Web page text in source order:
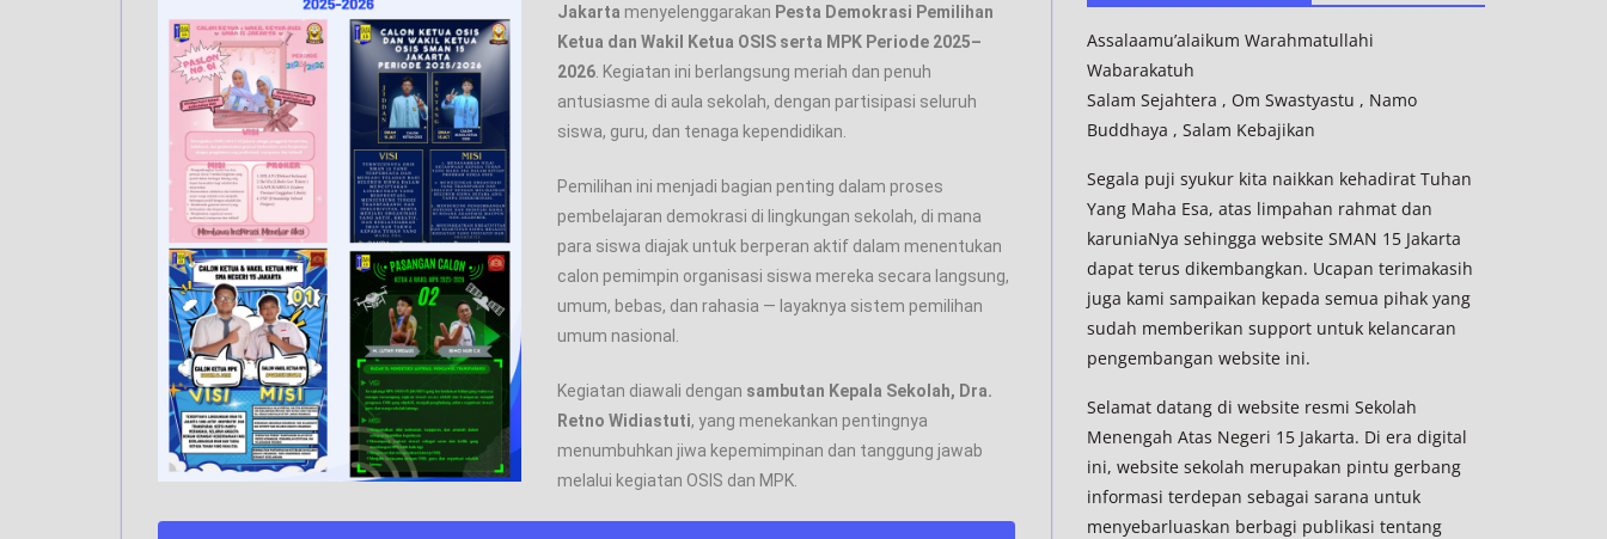
Jakarta menyelenggarakan Pesta Demokrasi Pemilihan
Ketua dan Wakil Ketua OSIS serta MPK Periode 2025–
2026 . Kegiatan ini berlangsung meriah dan penuh
antusiasme di aula sekolah, dengan partisipasi seluruh
siswa, guru, dan tenaga kependidikan.
Pemilihan ini menjadi bagian penting dalam proses
pembelajaran demokrasi di lingkungan sekolah, di mana
para siswa diajak untuk berperan aktif dalam menentukan
calon pemimpin organisasi siswa mereka secara langsung,
umum, bebas, dan rahasia — layaknya sistem pemilihan
umum nasional.
Kegiatan diawali dengan sambutan Kepala Sekolah, Dra.
Retno Widiastuti, yang menekankan pentingnya
menumbuhkan jiwa kepemimpinan dan tanggung jawab
melalui kegiatan OSIS dan MPK.
Assalaamu’alaikum Warahmatullahi
Wabarakatuh
Salam Sejahtera , Om Swastyastu , Namo
Buddhaya , Salam Kebajikan
Segala puji syukur kita naikkan kehadirat Tuhan
Yang Maha Esa, atas limpahan rahmat dan
karuniaNya sehingga website SMAN 15 Jakarta
dapat terus dikembangkan. Ucapan terimakasih
juga kami sampaikan kepada semua pihak yang
sudah memberikan support untuk kelancaran
pengembangan website ini.
Selamat datang di website resmi Sekolah
Menengah Atas Negeri 15 Jakarta. Di era digital
ini, website sekolah merupakan pintu gerbang
informasi terdepan sebagai sarana untuk
menyebarluaskan berbagi publikasi tentang